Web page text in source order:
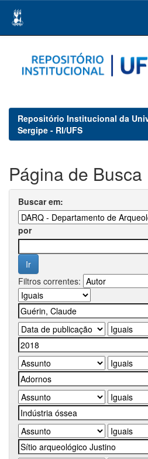
navigation
Repositório Institucional da
Sergipe - RI/UFS
Página de Busca
Buscar em:
por
Filtros correntes: